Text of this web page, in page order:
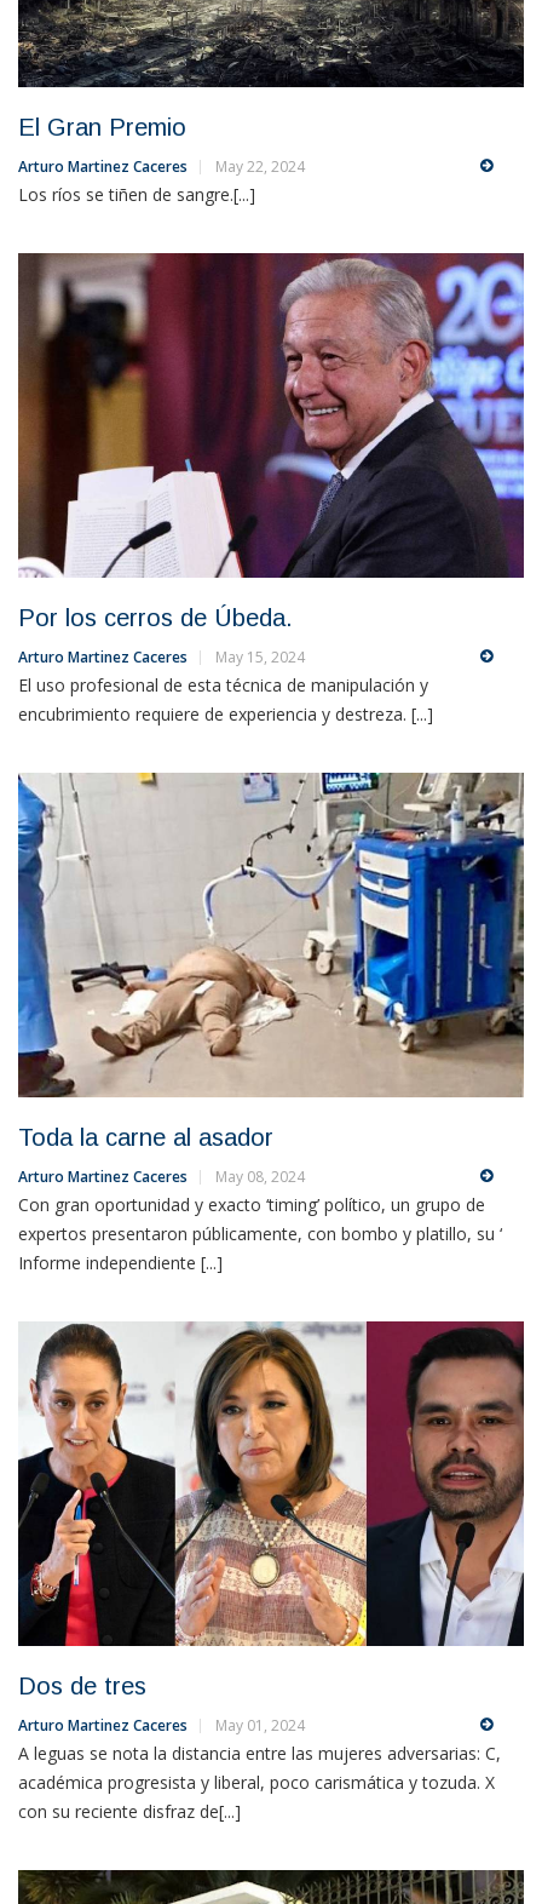
El Gran Premio
Arturo Martinez Caceres May 22, 2024
Los ríos se tiñen de sangre.[...]
Por los cerros de Úbeda.
Arturo Martinez Caceres May 15, 2024
El uso profesional de esta técnica de manipulación y
encubrimiento requiere de experiencia y destreza. [...]
Toda la carne al asador
Arturo Martinez Caceres May 08, 2024
Con gran oportunidad y exacto ‘timing’ político, un grupo de
expertos presentaron públicamente, con bombo y platillo, su ‘
Informe independiente [...]
Dos de tres
Arturo Martinez Caceres May 01, 2024
A leguas se nota la distancia entre las mujeres adversarias: C,
académica progresista y liberal, poco carismática y tozuda. X
con su reciente disfraz de[...]